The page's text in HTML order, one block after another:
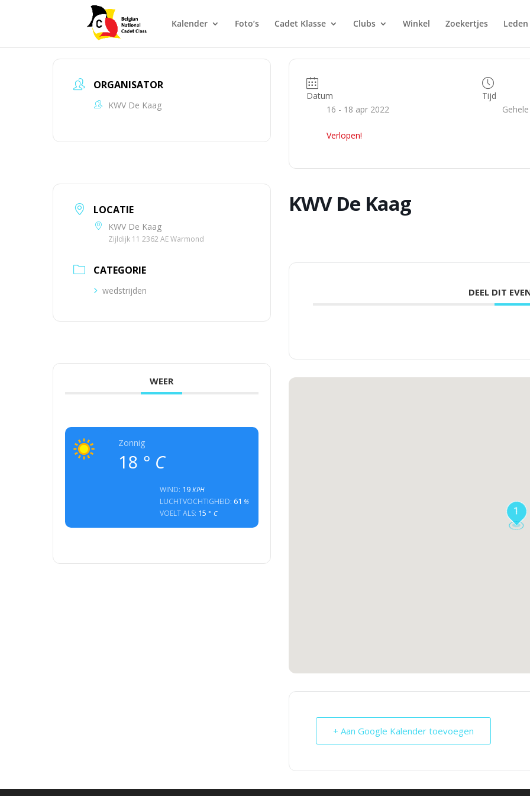
Kalender Foto’s Cadet Klasse Clubs Winkel Zoekertjes Leden
ORGANISATOR
KWV De Kaag
LOCATIE
KWV De Kaag
Zijldijk 11 2362 AE Warmond
CATEGORIE
wedstrijden
WEER
Zonnig
18 ° C
WIND: 19KPH
LUCHTVOCHTIGHEID: 61 %
VOELT ALS: 15 ° C
Datum
16 - 18 apr 2022
Verlopen!
Tijd
KWV De Kaag
DEEL DIT
1
+ Aan Google Kalender toevoegen